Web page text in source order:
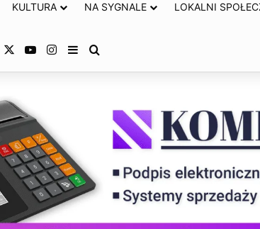
KULTURA NA SYGNALE LOKALNI
Facebook YouTubeInstagram
Sidebar